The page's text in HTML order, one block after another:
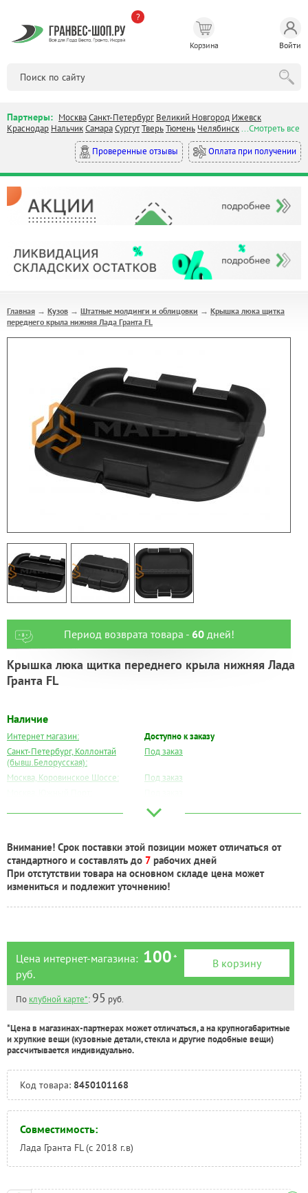
?
Корзина Войти
Партнеры: МоскваСанкт-Петербург Великий Новгород Ижевск
Краснодар НальчикСамараСургутТверьТюмень Челябинск...Смотреть все
Проверенные отзывы
Оплата при получении
Главная → Кузов → Штатные молдинги и облицовки → Крышка люка щитка
переднего крыла нижняя Лада Гранта FL
Период возврата товара - 60дней!
Крышка люка щитка переднего крыла нижняя Лада
Гранта FL
Наличие
Интернет магазин:
Доступно к заказу
Санкт-Петербург, Коллонтай
(бывш.Белорусская):
Под заказ
Москва, Коровинское Шоссе:
Под заказ
Под заказ
Самара:
Под заказ
Тверь:
Под заказ
Тюмень:
Под заказ
Внимание! Срок поставки этой позиции может отличаться от
стандартного и составлять до 7 рабочих дней
При отстутствии товара на основном складе цена может
измениться и подлежит уточнению!
Цена интернет-магазина: 100*
руб.
В корзину
По клубной карте*: 95 руб.
*Цена в магазинах-партнерах может отличаться, а на крупногабаритные
и хрупкие вещи (кузовные детали, стекла и другие подобные вещи)
рассчитывается индивидуально.
Код товара: 8450101168
Совместимость:
Лада Гранта FL (с 2018 г.в)